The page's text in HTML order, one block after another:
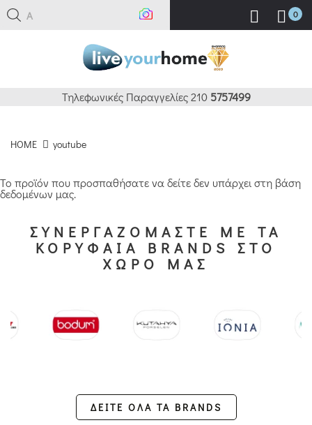
Αν 0
Τηλεφωνικές Παραγγελίες 210 5757499
HOME youtube
Το προϊόν που προσπαθήσατε να δείτε δεν υπάρχει στη βάση
δεδομένων μας.
ΣΥΝΕΡΓΑΖΟΜΑΣΤΕ ΜΕ ΤΑ
ΚΟΡΥΦΑΙΑ BRANDS ΣΤΟ
ΧΩΡΟ ΜΑΣ
ΔΕΙΤΕ ΟΛΑ ΤΑ BRANDS